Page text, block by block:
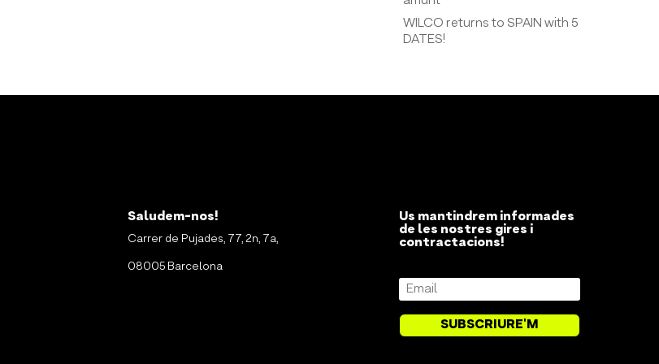
WILCO returns to SPAIN with 5
DATES!
Saludem-nos!
Carrer de Pujades, 77, 2n, 7a,
08005 Barcelona
Us mantindrem informades
de les nostres gires i
contractacions!
SUBSCRIURE'M